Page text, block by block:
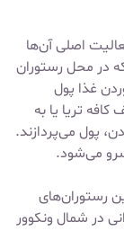
اصلی آن‌ها
در محل رستوران
غذا پول
تریا یا به
پول می‌پردازند.
سرو می‌شود.
رستوران‌های
در شمال ونکوور